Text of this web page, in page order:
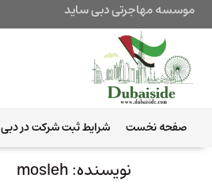
موسسه مهاجرتی دبی ساید
صفحه نخست شرایط ثبت شرکت در دبی
نویسنده:mosleh